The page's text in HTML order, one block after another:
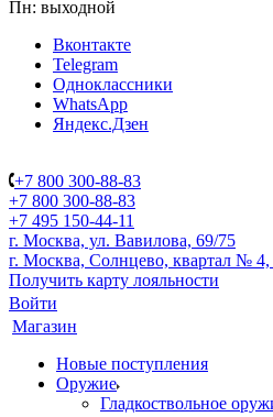
Пн: выходной
Вконтакте
Telegram
Одноклассники
WhatsApp
Яндекс.Дзен
+7 800 300-88-83
+7 800 300-88-83
+7 495 150-44-11
г. Москва, ул. Вавилова, 69/75
г. Москва, Солнцево, квартал № 4,
Получить карту лояльности
Войти
Магазин
Новые поступления
Оружие
Гладкоствольное